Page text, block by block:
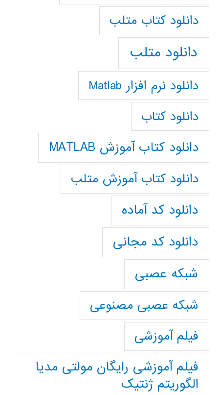
دانلود كتاب متلب
دانلود متلب
دانلود نرم افزار Matlab
دانلود کتاب
دانلود کتاب آموزش MATLAB
دانلود کتاب آموزش متلب
دانلود کد آماده
دانلود کد مجانی
شبکه عصبی
شبکه عصبی مصنوعی
فیلم آموزشی
فیلم آموزشی رایگان مولتی مدیا
الگوریتم ژنتیک